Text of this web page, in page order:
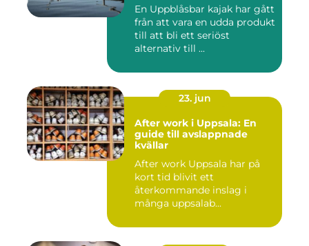
En Uppblåsbar kajak har gått
från att vara en udda produkt
till att bli ett seriöst
alternativ till ...
23. jun
After work i Uppsala: En
guide till avslappnade
kvällar
After work Uppsala har på
kort tid blivit ett
återkommande inslag i
många uppsalab...